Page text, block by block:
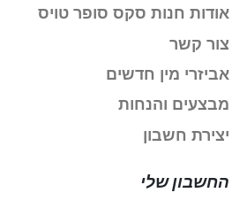
אודות חנות סקס סופר טויס
צור קשר
אביזרי מין חדשים
מבצעים והנחות
יצירת חשבון
החשבון שלי